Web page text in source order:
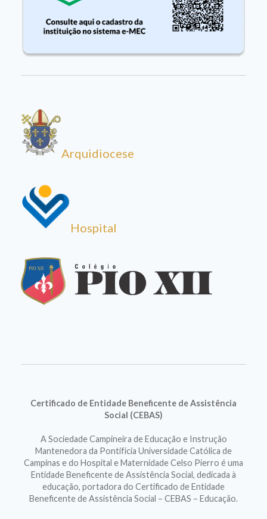
Arquidiocese
Hospital
Certificado de Entidade Beneficente de Assistência
Social (CEBAS)
A Sociedade Campineira de Educação e Instrução
Mantenedora da Pontifícia Universidade Católica de
Campinas e do Hospital e Maternidade Celso Pierro é uma
Entidade Beneficente de Assistência Social, dedicada à
educação, portadora do Certificado de Entidade
Beneficente de Assistência Social – CEBAS – Educação.